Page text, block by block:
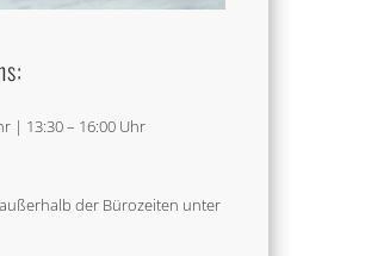
| 13:30 – 16:00 Uhr
der Bürozeiten unter